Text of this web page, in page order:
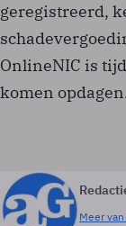
geregistreerd,
OnlineNIC is
komen
Meer